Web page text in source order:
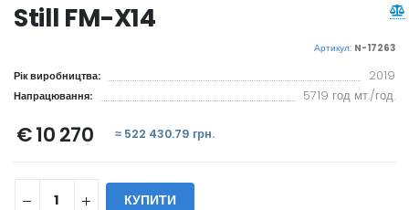
Still FM-X14
Артикул: N-17263
Рік виробництва: 2019
Напрацювання: 5719 год мт./год.
€ 10 270 ≈ 522 430.79 грн.
КУПИТИ